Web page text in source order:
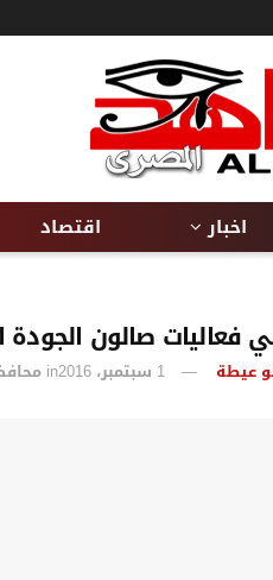
اخبار اقتصاد
فعاليات صالون الجودة
عيطة 1 سبتمبر، 2016 in